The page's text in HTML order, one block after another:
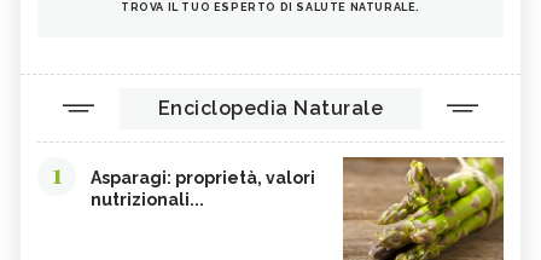
TROVA IL TUO ESPERTO DI SALUTE NATURALE.
Enciclopedia Naturale
1
Asparagi: proprietà, valori
nutrizionali...